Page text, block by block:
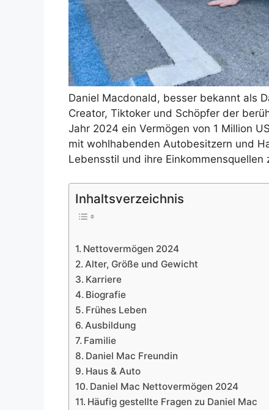
Daniel Macdonald, besser bekannt als
Creator, Tiktoker und Schöpfer der
Jahr 2024 ein Vermögen von 1 Million
mit wohlhabenden Autobesitzern und
Lebensstil und ihre Einkommensquellen
Inhaltsverzeichnis
Nettovermögen 2024
Alter, Größe und Gewicht
Karriere
Biografie
Frühes Leben
Ausbildung
Familie
Daniel Mac Freundin
Haus & Auto
Daniel Mac Nettovermögen 2024
Häufig gestellte Fragen zu Daniel Mac